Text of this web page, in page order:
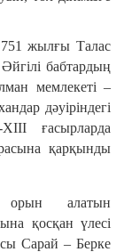
751 жылғы Талас
бабтардың
мем­лекеті –
дәуіріндегі
ғасырларда
қарқынды
алатын
қосқан үлесі
Сарай – Берке